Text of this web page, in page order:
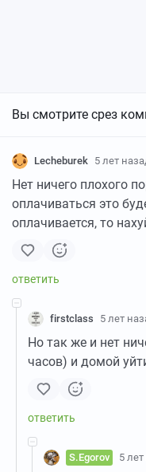
Вы смотрите срез
Lecheburek 5 лет
Нет ничего плохого
оплачиваться это
оплачивается, то
firstclass 5 лет
Но так же и нет
часов) и домой
S.Egorov 5